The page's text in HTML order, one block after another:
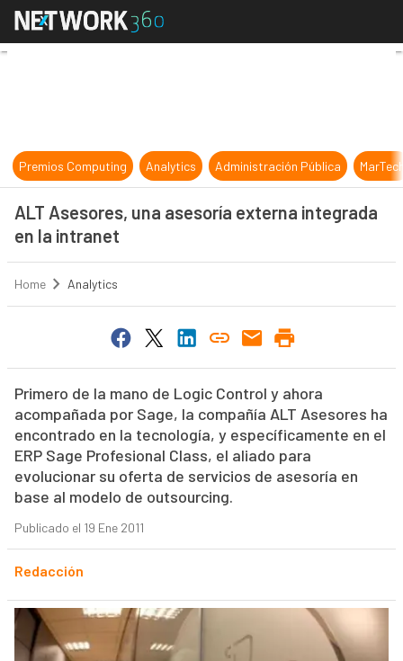
ALT Asesores, una asesoría
Premios Computing Analytics Administración Pública
ALT Asesores, una asesoría externa integrada
en la intranet
Home Analytics
Primero de la mano de Logic Control y ahora
acompañada por Sage, la compañía ALT Asesores ha
encontrado en la tecnología, y específicamente en el
ERP Sage Profesional Class, el aliado para
evolucionar su oferta de servicios de asesoría en
base al modelo de outsourcing.
Publicado el 19 Ene 2011
Redacción